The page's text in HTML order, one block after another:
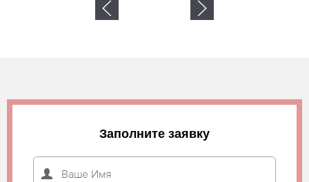
Заполните заявку